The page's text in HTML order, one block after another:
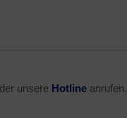
unsere Hotline anrufen.